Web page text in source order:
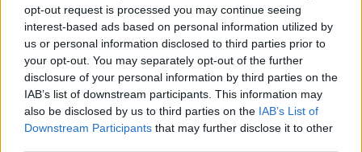
opt-out request is processed you may continue seeing
interest-based ads based on personal information utilized by
us or personal information disclosed to third parties prior to
your opt-out. You may separately opt-out of the further
disclosure of your personal information by third parties on the
IAB’s list of downstream participants. This information may
also be disclosed by us to third parties on the IAB’s List of
Downstream Participants that may further disclose it to other
ΠΑΡΟΧΕΣ
Πισίνα
Wi-Fi